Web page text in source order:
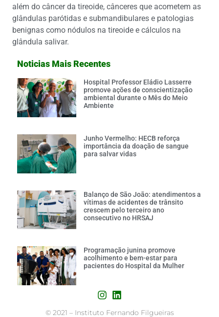
além do câncer da tireoide, cânceres que acometem as
glândulas parótidas e submandibulares e patologias
benignas como nódulos na tireoide e cálculos na
glândula salivar.
Noticias Mais Recentes
Hospital Professor Eládio Lasserre
promove ações de conscientização
ambiental durante o Mês do Meio
Ambiente
Junho Vermelho: HECB reforça
importância da doação de sangue
para salvar vidas
Balanço de São João: atendimentos a
vítimas de acidentes de trânsito
crescem pelo terceiro ano
consecutivo no HRSAJ
Programação junina promove
acolhimento e bem-estar para
pacientes do Hospital da Mulher
© 2021 – Instituto Fernando Filgueiras